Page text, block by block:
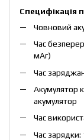
Специфікація
Човновий
Час
мАг)
Час
Акумулятор
акумулятор
Час
Час зарядки: